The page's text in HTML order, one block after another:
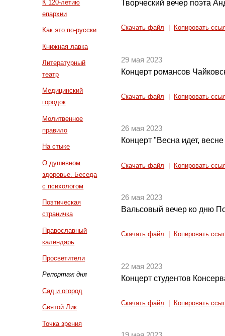
К 120-летию
епархии
Как это по-русски
Книжная лавка
Литературный
театр
Медицинский
городок
Молитвенное
правило
На стыке
О душевном
здоровье. Беседа
с психологом
Поэтическая
страничка
Православный
календарь
Просветители
Репортаж дня
Сад и огород
Святой Лик
Точка зрения
Творческий вечер поэта
Скачать файл Копировать
29 мая 2023
Концерт романсов
Скачать файл Копировать
26 мая 2023
Концерт "Весна идет,
Скачать файл Копировать
26 мая 2023
Вальсовый вечер ко дню
Скачать файл Копировать
22 мая 2023
Концерт студентов
Скачать файл Копировать